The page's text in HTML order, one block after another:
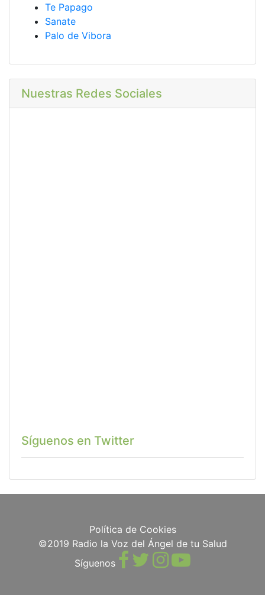
Te Papago
Sanate
Palo de Vibora
Nuestras Redes Sociales
Síguenos en Twitter
Política de Cookies
©2019 Radio la Voz del Ángel de tu Salud
Síguenos